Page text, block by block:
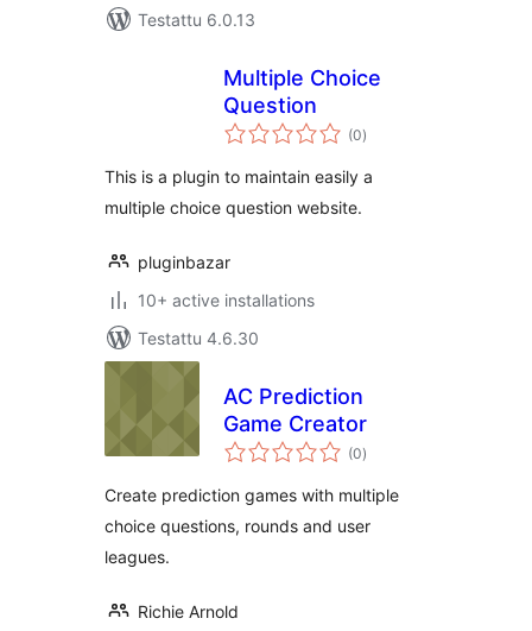
Testattu 6.0.13
Multiple Choice
Question
(0arvosanat
yhteensä
)
This is a plugin to maintain easily a
multiple choice question website.
pluginbazar
10+ active installations
Testattu 4.6.30
AC Prediction
Game Creator
(0arvosanat
yhteensä
)
Create prediction games with multiple
choice questions, rounds and user
leagues.
Richie Arnold